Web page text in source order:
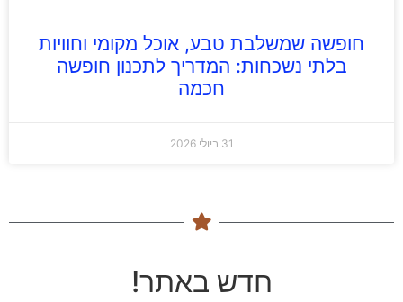
חופשה שמשלבת טבע, אוכל מקומי וחוויות
בלתי נשכחות: המדריך לתכנון חופשה
חכמה
31 ביולי 2026
חדש באתר!